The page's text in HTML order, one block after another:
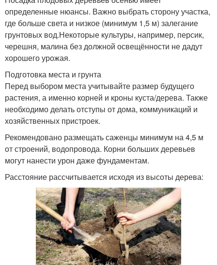
определенные нюансы. Важно выбрать сторону участка,
где больше света и низкое (минимум 1,5 м) залегание
грунтовых вод.Некоторые культуры, например, персик,
черешня, малина без должной освещённости не дадут
хорошего урожая.
Подготовка места и грунта
Перед выбором места учитывайте размер будущего
растения, а именно корней и кроны куста/дерева. Также
необходимо делать отступы от дома, коммуникаций и
хозяйственных пристроек.
Рекомендовано размещать саженцы минимум на 4,5 м
от строений, водопровода. Корни больших деревьев
могут нанести урон даже фундаментам.
Расстояние рассчитывается исходя из высоты дерева: